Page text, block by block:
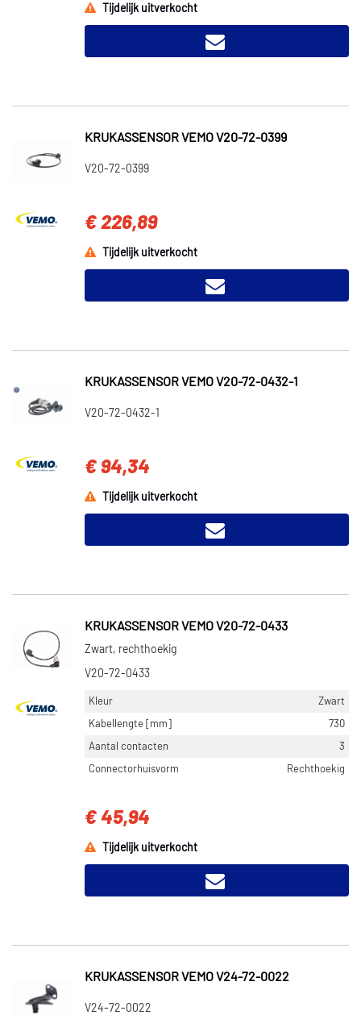
Tijdelijk uitverkocht
KRUKASSENSOR VEMO V20-72-0399
V20-72-0399
€ 226,89
Tijdelijk uitverkocht
KRUKASSENSOR VEMO V20-72-0432-1
V20-72-0432-1
€ 94,34
Tijdelijk uitverkocht
KRUKASSENSOR VEMO V20-72-0433
Zwart, rechthoekig
V20-72-0433
Kleur
Zwart
Kabellengte [mm]
730
Aantal contacten
3
Connectorhuisvorm
Rechthoekig
€ 45,94
Tijdelijk uitverkocht
KRUKASSENSOR VEMO V24-72-0022
V24-72-0022